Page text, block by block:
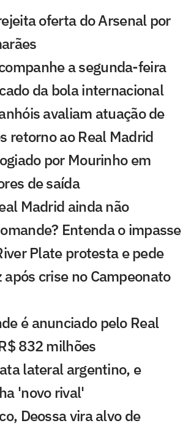
oferta do Arsenal por
a segunda-feira
da bola internacional
avaliam atuação de
retorno ao Real Madrid
por Mourinho em
de saída
Madrid ainda não
Entenda o impasse
Plate protesta e pede
após crise no Campeonato
é anunciado pelo Real
832 milhões
lateral argentino, e
'novo rival'
Deossa vira alvo de